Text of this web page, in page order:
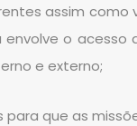
assim
o
e externo;
que as